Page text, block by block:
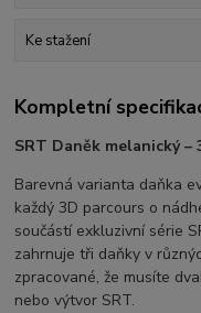
Ke stažení
Kompletní
SRT Daněk melanický
Barevná varianta daňka
každý 3D parcours o
součástí exkluzivní série
zahrnuje tři daňky v
zpracované, že musíte
nebo výtvor SRT.